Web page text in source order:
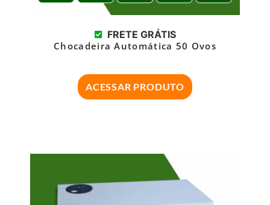
FRETE GRÁTIS
Chocadeira Automática 50 Ovos
ACESSAR PRODUTO